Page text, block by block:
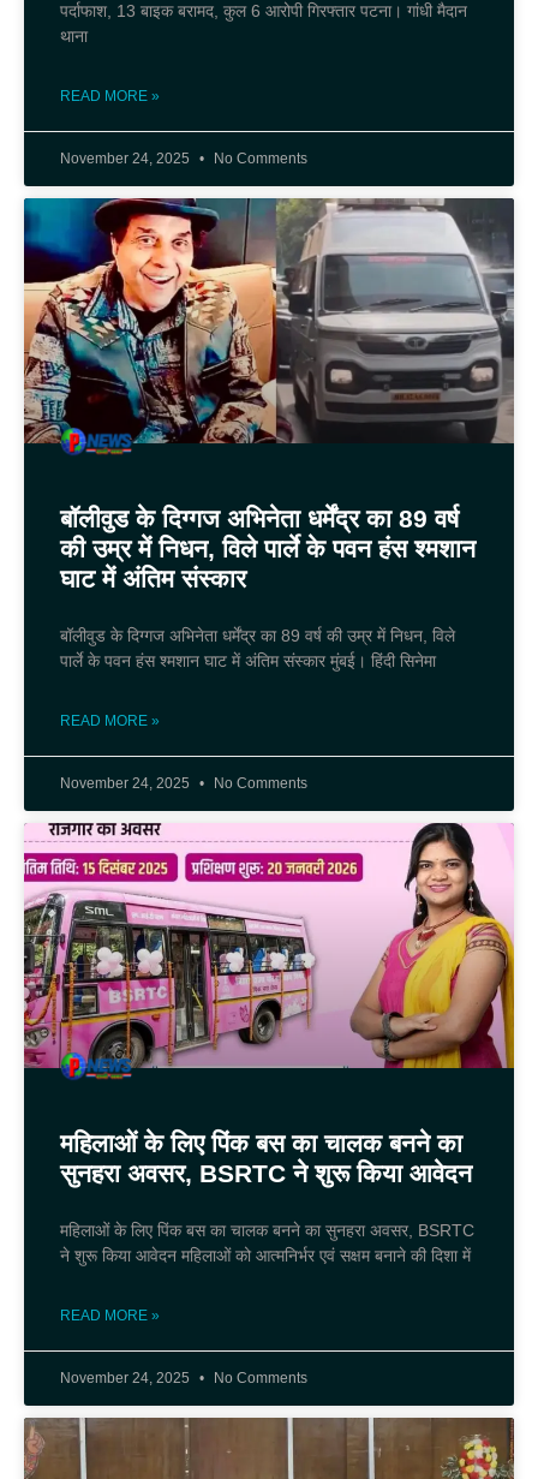
पर्दाफाश, 13 बाइक बरामद, कुल 6 आरोपी गिरफ्तार पटना। गांधी मैदान
थाना
READ MORE »
November 24, 2025 No Comments
बॉलीवुड के दिग्गज अभिनेता धर्मेंद्र का 89 वर्ष
की उम्र में निधन, विले पार्ले के पवन हंस श्मशान
घाट में अंतिम संस्कार
बॉलीवुड के दिग्गज अभिनेता धर्मेंद्र का 89 वर्ष की उम्र में निधन, विले
पार्ले के पवन हंस श्मशान घाट में अंतिम संस्कार मुंबई। हिंदी सिनेमा
READ MORE »
November 24, 2025 No Comments
महिलाओं के लिए पिंक बस का चालक बनने का
सुनहरा अवसर, BSRTC ने शुरू किया आवेदन
महिलाओं के लिए पिंक बस का चालक बनने का सुनहरा अवसर, BSRTC
ने शुरू किया आवेदन महिलाओं को आत्मनिर्भर एवं सक्षम बनाने की दिशा में
READ MORE »
November 24, 2025 No Comments